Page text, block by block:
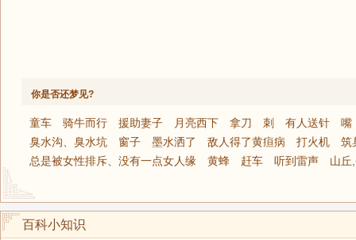
你是否还梦见?
童车 骑牛而行 援助妻子 月亮西下 拿刀 刺 有人送针
嘴
臭水沟、臭水坑
窗子 墨水洒了 敌人得了黄疸病 打火机
筑
总是被女性排斥、没有一点女人缘
黄蜂 赶车 听到雷声 山丘
百科小知识